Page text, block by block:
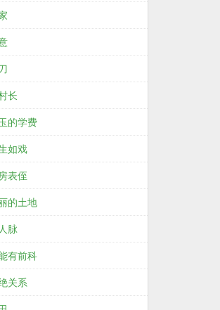
长
的学费
如戏
表侄
的土地
脉
有前科
关系